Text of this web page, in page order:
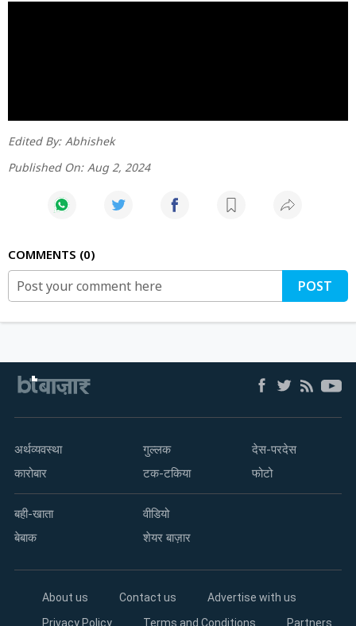
Edited By: Abhishek
Published On: Aug 2, 2024
COMMENTS 0
POST
अर्थव्यवस्था
कारोबार
गुल्लक
टक-टकिया
देस-परदेस
फोटो
बही-खाता
बेबाक
वीडियो
शेयर बाज़ार
About us Contact us
Advertise with us
Privacy Policy
Terms and Conditions Partners